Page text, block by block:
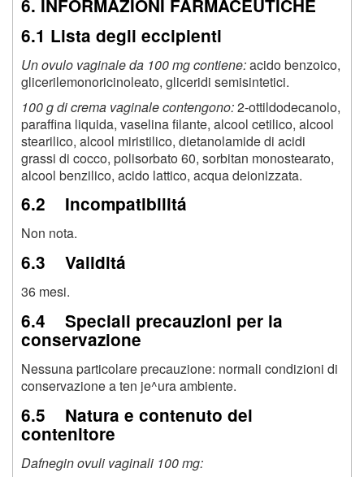
6. INFORMAZIONI FARMACEUTICHE
6.1 Lista degli eccipienti
Un ovulo vaginale da 100 mg contiene:acido benzoico,
glicerilemonoricinoleato, gliceridi semisintetici.
100 g di crema vaginale contengono:2-ottildodecanolo,
paraffina liquida, vaselina filante, alcool cetilico, alcool
stearilico, alcool miristilico, dietanolamide di acidi
grassi di cocco, polisorbato 60, sorbitan monostearato,
alcool benzilico, acido lattico, acqua deionizzata.
6.2 Incompatibilitá
Non nota.
6.3 Validitá
36 mesi.
6.4 Speciali precauzioni per la
conservazione
Nessuna particolare precauzione: normali condizioni di
conservazione a ten je^ura ambiente.
6.5 Natura e contenuto del
contenitore
Dafnegin ovuli vaginali 100 mg: